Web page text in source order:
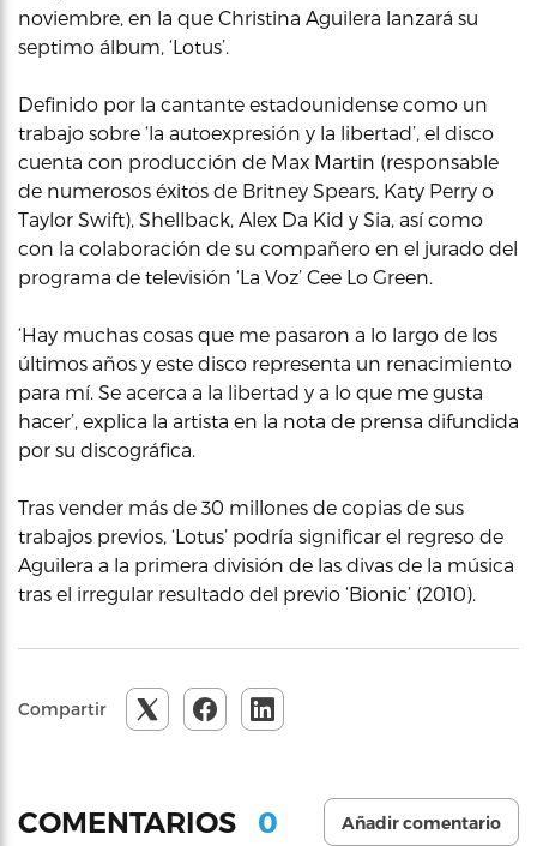
noviembre, en la que Christina Aguilera lanzará su
septimo álbum, ‘Lotus’.
Definido por la cantante estadounidense como un
trabajo sobre ‘la autoexpresión y la libertad’, el disco
cuenta con producción de Max Martin (responsable
de numerosos éxitos de Britney Spears, Katy Perry o
Taylor Swift), Shellback, Alex Da Kid y Sia, así como
con la colaboración de su compañero en el jurado del
programa de televisión ‘La Voz’ Cee Lo Green.
‘Hay muchas cosas que me pasaron a lo largo de los
últimos años y este disco representa un renacimiento
para mí. Se acerca a la libertad y a lo que me gusta
hacer’, explica la artista en la nota de prensa difundida
por su discográfica.
Tras vender más de 30 millones de copias de sus
trabajos previos, ‘Lotus’ podría significar el regreso de
Aguilera a la primera división de las divas de la música
tras el irregular resultado del previo ‘Bionic’ (2010).
Compartir
COMENTARIOS 0 Añadir comentario